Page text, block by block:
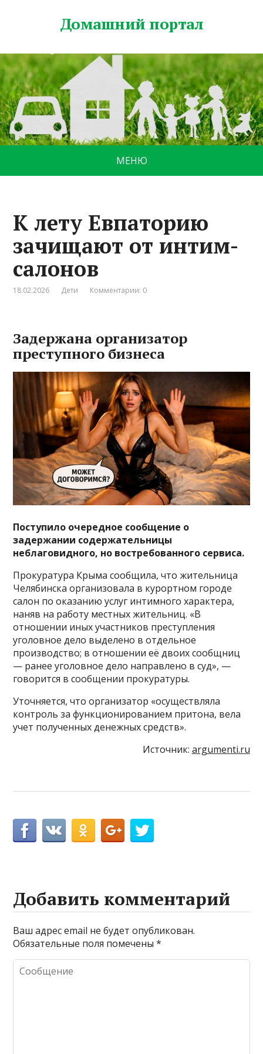
Домашний портал
МЕНЮ
К лету Евпаторию
зачищают от интим-
салонов
18.02.2026 Дети Комментарии: 0
Задержана организатор
преступного бизнеса
Поступило очередное сообщение о
задержании содержательницы
неблаговидного, но востребованного сервиса.
Прокуратура Крыма сообщила, что жительница
Челябинска организовала в курортном городе
салон по оказанию услуг интимного характера,
наняв на работу местных жительниц. «В
отношении иных участников преступления
уголовное дело выделено в отдельное
производство; в отношении её двоих сообщниц
— ранее уголовное дело направлено в суд», —
говорится в сообщении прокуратуры.
Уточняется, что организатор «осуществляла
контроль за функционированием притона, вела
учет полученных денежных средств».
Источник: argumenti.ru
Добавить комментарий
Ваш адрес email не будет опубликован.
Обязательные поля помечены*